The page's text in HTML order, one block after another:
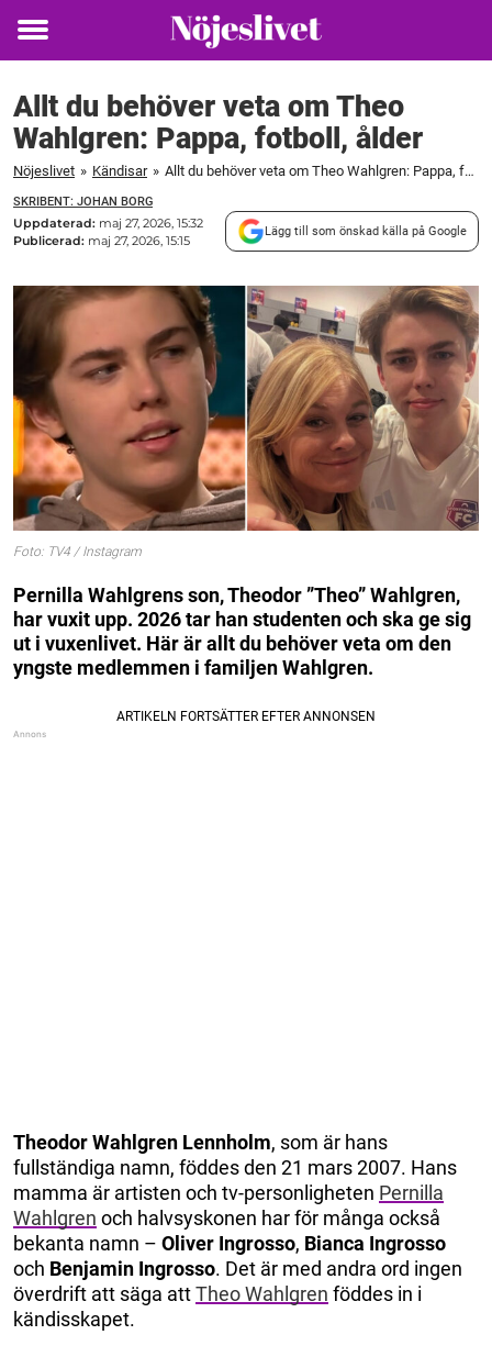
Toggle
Allt du behöver veta om Theo
Wahlgren: Pappa, fotboll, ålder
Nöjeslivet » Kändisar » Allt du behöver veta om Theo Wahlgren: Pappa, fotboll, ålder
SKRIBENT: JOHAN BORG
Uppdaterad: maj 27, 2026, 15:32
Publicerad: maj 27, 2026, 15:15
Lägg till som önskad källa på Google
Foto: TV4 / Instagram
Pernilla Wahlgrens son, Theodor ”Theo” Wahlgren,
har vuxit upp. 2026 tar han studenten och ska ge sig
ut i vuxenlivet. Här är allt du behöver veta om den
yngste medlemmen i familjen Wahlgren.
Theodor Wahlgren Lennholm, som är hans
fullständiga namn, föddes den 21 mars 2007. Hans
mamma är artisten och tv-personligheten Pernilla
Wahlgren och halvsyskonen har för många också
bekanta namn – Oliver Ingrosso, Bianca Ingrosso
och Benjamin Ingrosso. Det är med andra ord ingen
överdrift att säga attTheo Wahlgren föddes in i
kändisskapet.